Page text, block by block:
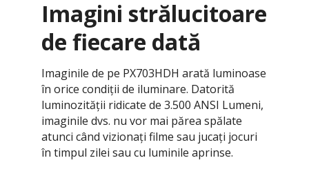
Imagini strălucitoare
de fiecare dată
Imaginile de pe PX703HDH arată luminoase
în orice condiții de iluminare. Datorită
luminozității ridicate de 3.500 ANSI Lumeni,
imaginile dvs. nu vor mai părea spălate
atunci când vizionați filme sau jucați jocuri
în timpul zilei sau cu luminile aprinse.